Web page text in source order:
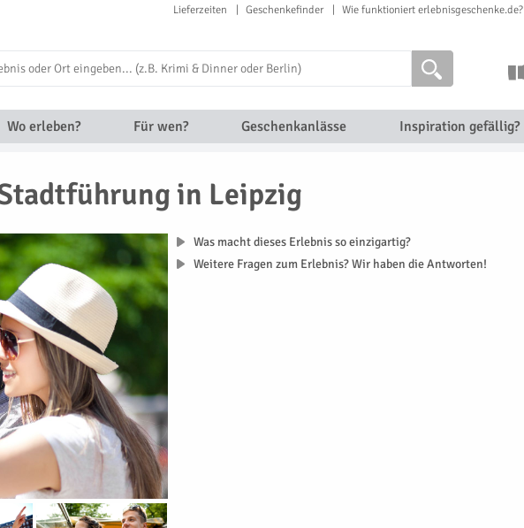
Lieferzeiten Geschenkefinder Wie funktioniert erlebnisgeschenke.de?
Wo erleben? Für wen? Geschenkanlässe Inspiration gefällig?
in Leipzig
Was macht dieses Erlebnis so einzigartig?
Weitere Fragen zum Erlebnis? Wir haben die Antworten!